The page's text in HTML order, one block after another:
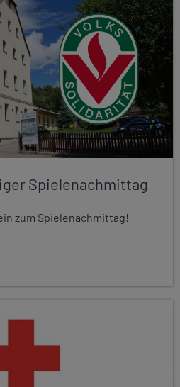
Spielenachmittag
zum Spielenachmittag!